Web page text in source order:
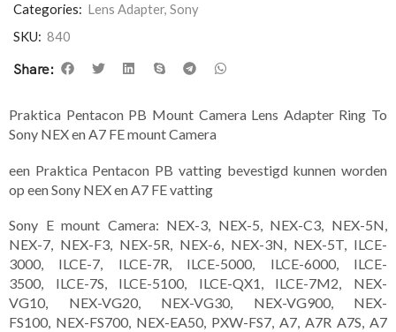
Categories: Lens Adapter, Sony
SKU: 840
Share:
Praktica Pentacon PB Mount Camera Lens Adapter Ring To
Sony NEX en A7 FE mount Camera
een Praktica Pentacon PB vatting bevestigd kunnen worden
op een Sony NEX en A7 FE vatting
Sony E mount Camera: NEX-3, NEX-5, NEX-C3, NEX-5N,
NEX-7, NEX-F3, NEX-5R, NEX-6, NEX-3N, NEX-5T, ILCE-
3000, ILCE-7, ILCE-7R, ILCE-5000, ILCE-6000, ILCE-
3500, ILCE-7S, ILCE-5100, ILCE-QX1, ILCE-7M2, NEX-
VG10, NEX-VG20, NEX-VG30, NEX-VG900, NEX-
FS100, NEX-FS700, NEX-EA50, PXW-FS7, A7, A7R A7S, A7